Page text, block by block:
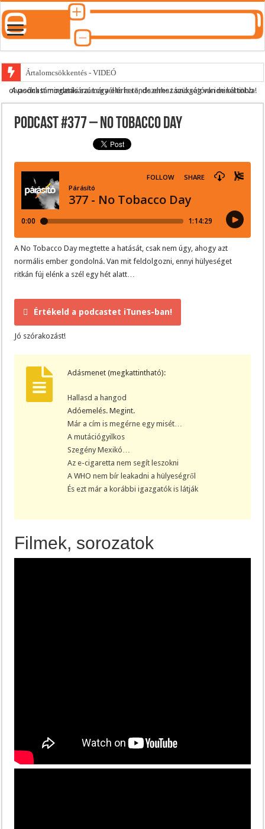
Ártalomcsökkentés - VIDEÓ
E-cigi használati szokások 2.0
Párásító podcast lejátszási lista
A podcast mindenki számára elérhető, de ehhez szükség van minél több olvasónk támogatására.Legyél te is rendszeres támogatónk ide kattintva!
Podcast #377 – No Tobacco Day
A No Tobacco Day megtette a hatását, csak nem úgy, ahogy azt
normális ember gondolná. Van mit feldolgozni, ennyi hülyeséget
ritkán fúj elénk a szél egy hét alatt…
Értékeld a podcastet iTunes-ban!
Jó szórakozást!
Adásmenet (megkattintható):
Hallasd a hangod
Adóemelés. Megint.
Már a cím is megérne egy misét…
A mutációgyilkos
Szegény Mexikó…
Az e-cigaretta nem segít leszokni
A WHO nem bír leakadni a hülyeségről
És ezt már a korábbi igazgatók is látják
Filmek, sorozatok